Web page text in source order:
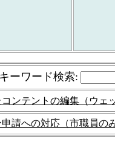
キーワード検索:
ンテントの編集（ウェ
請への対応（市職員の